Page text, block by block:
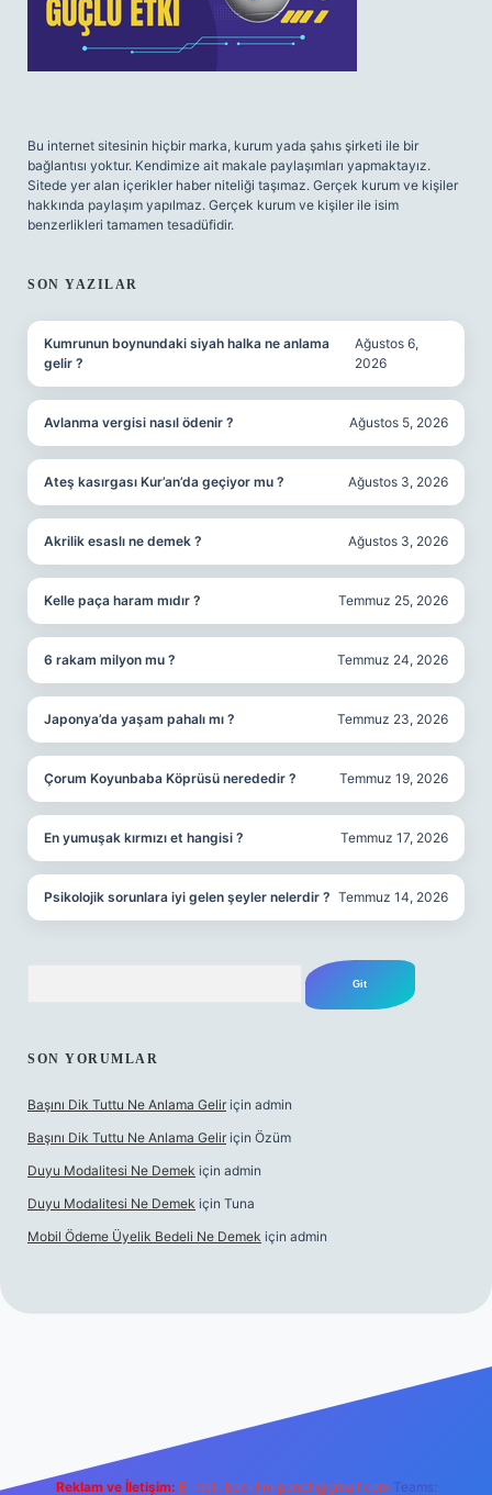
Bu internet sitesinin hiçbir marka, kurum yada şahıs şirketi ile bir
bağlantısı yoktur. Kendimize ait makale paylaşımları yapmaktayız.
Sitede yer alan içerikler haber niteliği taşımaz. Gerçek kurum ve kişiler
hakkında paylaşım yapılmaz. Gerçek kurum ve kişiler ile isim
benzerlikleri tamamen tesadüfidir.
SON YAZILAR
Kumrunun boynundaki siyah halka ne anlama
gelir ?
Ağustos 6,
2026
Avlanma vergisi nasıl ödenir ? Ağustos 5, 2026
Ateş kasırgası Kur’an’da geçiyor mu ? Ağustos 3, 2026
Akrilik esaslı ne demek ? Ağustos 3, 2026
Kelle paça haram mıdır ? Temmuz 25, 2026
6 rakam milyon mu ? Temmuz 24, 2026
Japonya’da yaşam pahalı mı ? Temmuz 23, 2026
Çorum Koyunbaba Köprüsü nerededir ? Temmuz 19, 2026
En yumuşak kırmızı et hangisi ? Temmuz 17, 2026
Psikolojik sorunlara iyi gelen şeyler nelerdir ? Temmuz 14, 2026
SON YORUMLAR
Başını Dik Tuttu Ne Anlama Gelir için admin
Başını Dik Tuttu Ne Anlama Gelir için Özüm
Duyu Modalitesi Ne Demek için admin
Duyu Modalitesi Ne Demek için Tuna
Mobil Ödeme Üyelik Bedeli Ne Demek için admin
Reklam ve İletişim: E-mail: backlinkpaneli@gmail.com Teams: